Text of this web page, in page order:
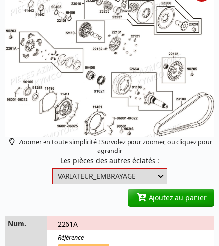
Zoomer en toute simplicité ! Survolez pour zoomer, ou cliquez pour
agrandir
Les pièces des autres éclatés :
Ajoutez au panier
2261A